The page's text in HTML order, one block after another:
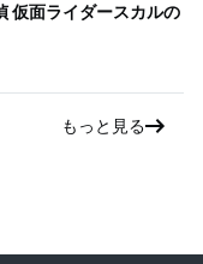
仮面ライダースカルの
もっと見る